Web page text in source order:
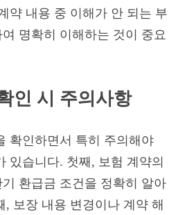
약 내용 중 이해가 안 되는 부
명확히 이해하는 것이 중요
인 시 주의사항
확인하면서 특히 주의해야
있습니다. 첫째, 보험 계약의
환급금 조건을 정확히 알아
, 보장 내용 변경이나 계약 해